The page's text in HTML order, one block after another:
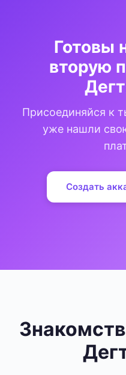
Готовы
вторую
Присоединяйся к
уже нашли
Создать